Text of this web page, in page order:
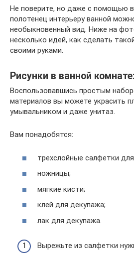
Не поверите, но даже с помощью
полотенец интерьеру ванной
необыкновенный вид. Ниже на
несколько идей, как сделать
своими руками.
Рисунки в ванной
Воспользовавшись простым
материалов вы можете украсить
умывальником и даже унитаз.
Вам понадобятся:
трехслойные салфетки
ножницы;
мягкие кисти;
клей для декупажа;
лак для декупажа.
Вырежьте из салфетки